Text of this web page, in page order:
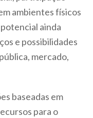
ambientes físicos
ainda
e possibilidades
mercado,
baseadas em
para o